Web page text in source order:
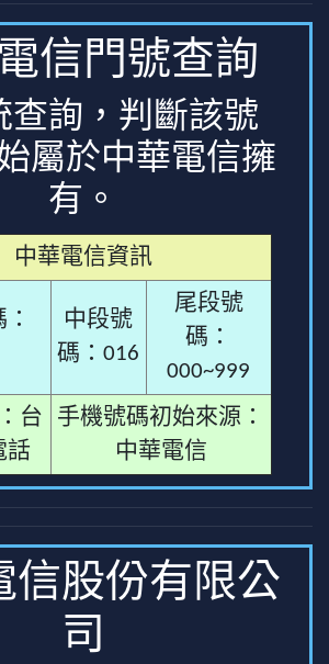
信門號查詢
查詢，判斷該號
屬於中華電信擁
有。
中華電信資訊
中段號
碼：016
尾段號
碼：
000~999
台
話
手機號碼初始來源：
中華電信
信股份有限公
司